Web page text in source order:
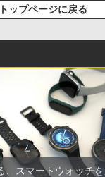
トップページに戻る
、スマートウォッチ